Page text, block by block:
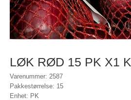
LØK RØD 15 PK X1
Varenummer: 2587
Pakkestørrelse: 15
Enhet: PK